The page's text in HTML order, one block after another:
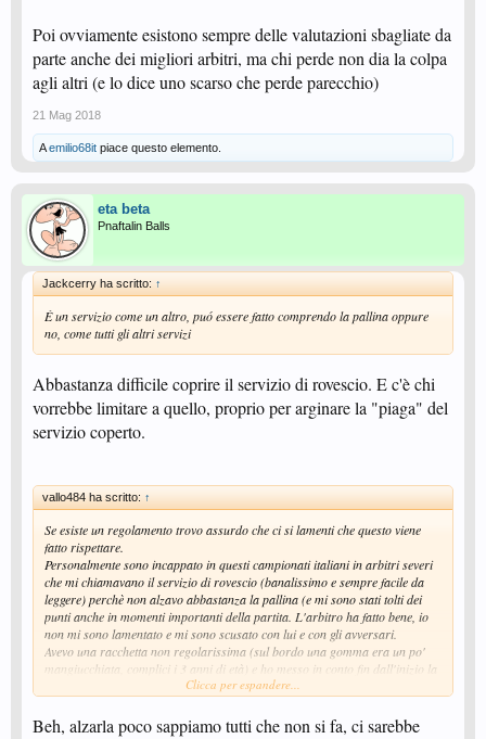
Poi ovviamente esistono sempre delle valutazioni sbagliate da
parte anche dei migliori arbitri, ma chi perde non dia la colpa
agli altri (e lo dice uno scarso che perde parecchio)
21 Mag 2018
Aemilio68it piace questo elemento.
eta beta
Pnaftalin Balls
Jackcerry ha scritto: ↑
È un servizio come un altro, puó essere fatto comprendo la pallina oppure
no, come tutti gli altri servizi
Abbastanza difficile coprire il servizio di rovescio. E c'è chi
vorrebbe limitare a quello, proprio per arginare la "piaga" del
servizio coperto.
vallo484 ha scritto: ↑
Se esiste un regolamento trovo assurdo che ci si lamenti che questo viene
fatto rispettare.
Personalmente sono incappato in questi campionati italiani in arbitri severi
che mi chiamavano il servizio di rovescio (banalissimo e sempre facile da
leggere) perchè non alzavo abbastanza la pallina (e mi sono stati tolti dei
punti anche in momenti importanti della partita. L'arbitro ha fatto bene, io
non mi sono lamentato e mi sono scusato con lui e con gli avversari.
Avevo una racchetta non regolarissima (sul bordo una gomma era un po'
mangiucchiata, complici i 3 anni di età) e ho messo in conto fin dall'inizio la
possibilità di giocare con un'altra racchetta imprestata da qualcuno. Poi gli
fatta cambiare avrebbero avuto ragione.
Clicca per espandere...
Beh, alzarla poco sappiamo tutti che non si fa, ci sarebbe